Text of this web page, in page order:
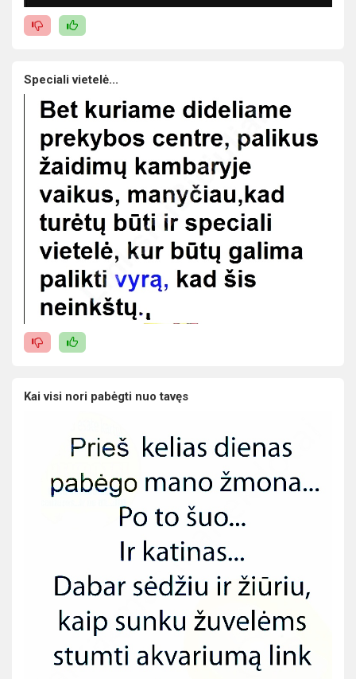
Speciali vietelė...
Kai visi nori pabėgti nuo tavęs